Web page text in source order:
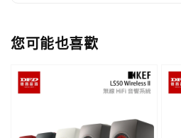
您可能也喜歡